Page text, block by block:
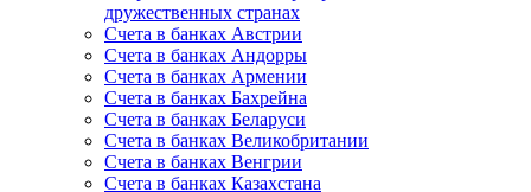
дружественных странах
Счета в банках Австрии
Счета в банках Андорры
Счета в банках Армении
Счета в банках Бахрейна
Счета в банках Беларуси
Счета в банках Великобритании
Счета в банках Венгрии
Счета в банках Казахстана